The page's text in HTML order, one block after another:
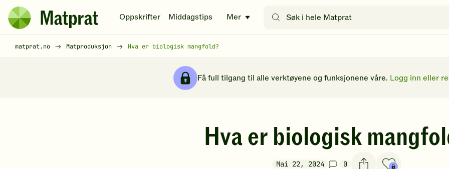
Hopp til hovedinnhold
Matprat
hjemmeside
Oppskrifter Middagstips Mer
etter
matprat.no Matproduksjon Hva er biologisk mangfold?
Få full tilgang til alle verktøyene og funksjonene våre. Logg inn eller
Hva er biologisk
Mai 22, 2024 0